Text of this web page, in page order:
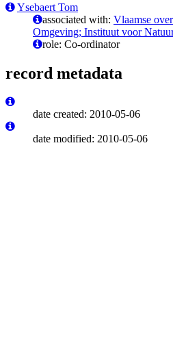
Ysebaert Tom
associated with: Vlaamse
Omgeving; Instituut voor
role: Co-ordinator
record metadata
date created: 2010-05-06
date modified: 2010-05-06